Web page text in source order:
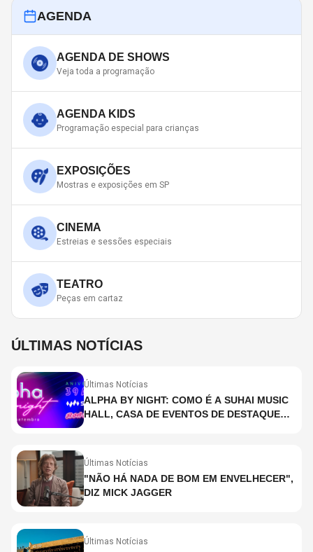
AGENDA
AGENDA DE SHOWS
Veja toda a programação
AGENDA KIDS
Programação especial para crianças
EXPOSIÇÕES
Mostras e exposições em SP
CINEMA
Estreias e sessões especiais
TEATRO
Peças em cartaz
ÚLTIMAS NOTÍCIAS
Últimas Notícias
ALPHA BY NIGHT: COMO É A SUHAI MUSIC
HALL, CASA DE EVENTOS DE DESTAQUE
Últimas Notícias
"NÃO HÁ NADA DE BOM EM ENVELHECER",
DIZ MICK JAGGER
Últimas Notícias